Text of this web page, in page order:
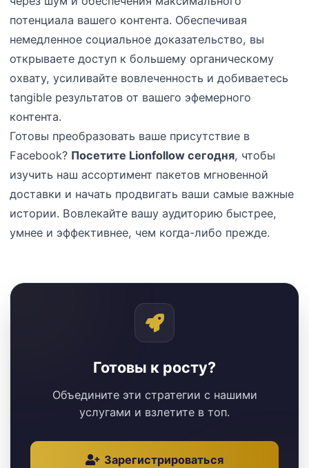
потенциала вашего контента. Обеспечивая
немедленное социальное доказательство, вы
открываете доступ к большему органическому
охвату, усиливайте вовлеченность и добиваетесь
tangible результатов от вашего эфемерного
контента.
Готовы преобразовать ваше присутствие в
Facebook? Посетите Lionfollow сегодня, чтобы
изучить наш ассортимент пакетов мгновенной
доставки и начать продвигать ваши самые важные
истории. Вовлекайте вашу аудиторию быстрее,
умнее и эффективнее, чем когда-либо прежде.
Готовы к росту?
Объедините эти стратегии с нашими
услугами и взлетите в топ.
Зарегистрироваться